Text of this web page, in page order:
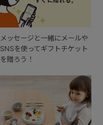
メッセージと一緒にメールや
SNSを使ってギフトチケット
を贈ろう！